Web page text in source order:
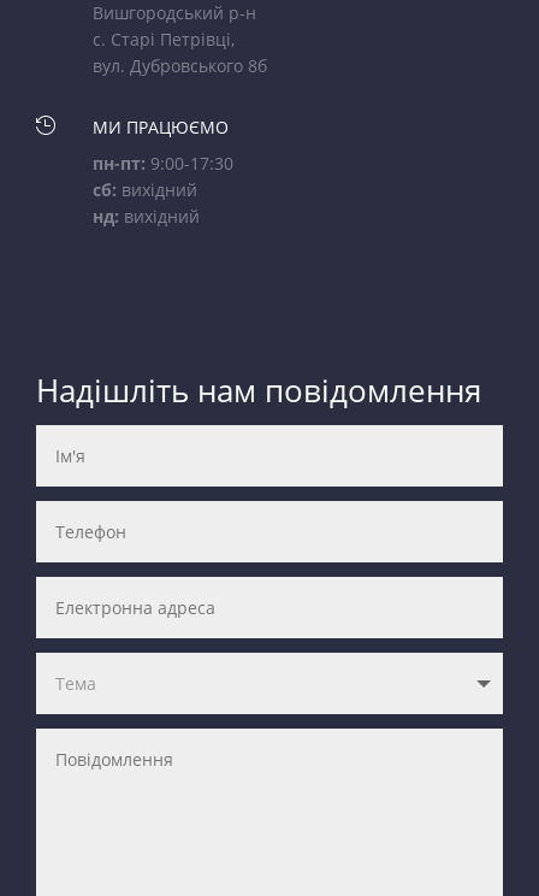
Вишгородський р-н
с. Старі Петрівці,
вул. Дубровського 8б

МИ ПРАЦЮЄМО
пн-пт: 9:00-17:30
сб: вихідний
нд: вихідний
Надішліть нам повідомлення